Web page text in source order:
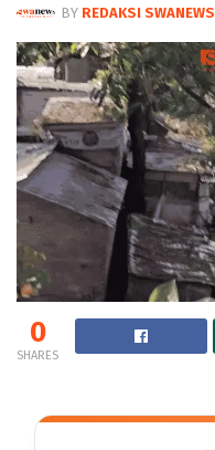
BY REDAKSI SWANEWS
0
SHARES